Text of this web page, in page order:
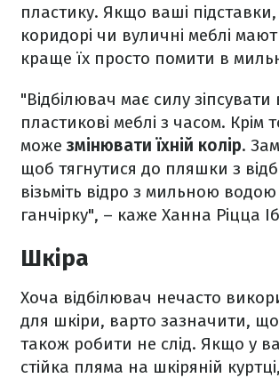
пластику. Якщо ваші підставки,
коридорі чи вуличні меблі
краще їх просто помити в
"Відбілювач має силу зіпсувати
пластикові меблі з часом. Крім
можезмінювати їхній колір.
щоб тягнутися до пляшки з
візьміть відро з мильною
ганчірку", – каже Ханна Ріцца
Шкіра
Хоча відбілювач нечасто
для шкіри, варто зазначити,
також робити не слід. Якщо у
стійка пляма на шкіряній